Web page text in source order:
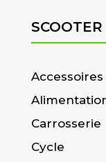
SCOOTER
Carrosserie
Cycle